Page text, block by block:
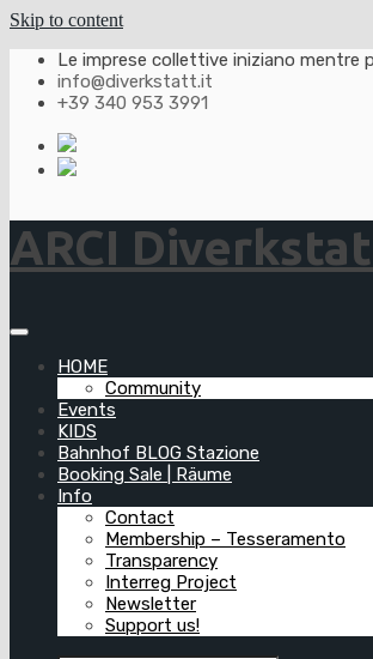
Skip to content
Le imprese collettive iniziano mentre
info@diverkstatt.it
+39 340 953 3991
ARCI
HOME
Community
Events
KIDS
Bahnhof BLOG Stazione
Booking Sale | Räume
Info
Contact
Membership – Tesseramento
Transparency
Interreg Project
Newsletter
Support us!